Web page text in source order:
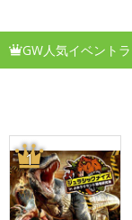
GW人気イベント
1